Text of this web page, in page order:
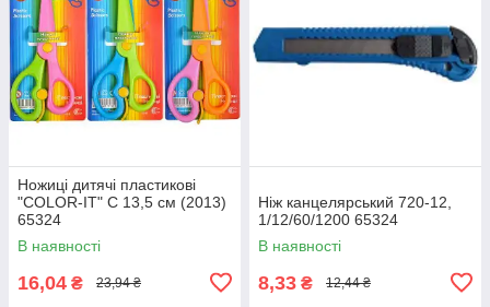
Ножиці дитячі пластикові
"COLOR-IT" С 13,5 см (2013)
65324
В наявності
16,04 ₴ 23,94 ₴
Ніж канцелярський 720-12,
1/12/60/1200 65324
В наявності
8,33 ₴ 12,44 ₴